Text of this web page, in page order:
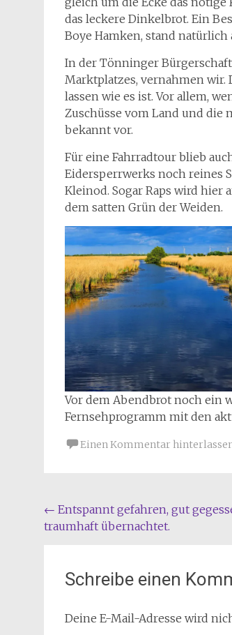
das leckere Dinkelbrot. Ein
Boye Hamken, stand natürlich
In der Tönninger
Marktplatzes, vernahmen wir.
lassen wie es ist. Vor allem,
Zuschüsse vom Land und die
bekannt vor.
Für eine Fahrradtour blieb
Eidersperrwerks noch reines
Kleinod. Sogar Raps wird
dem satten Grün der Weiden.
Vor dem Abendbrot noch ein
Fernsehprogramm mit den
Einen Kommentar
Beitragsnavigation
← Entspannt gefahren, gut
traumhaft übernachtet.
Schreibe einen
Deine E-Mail-Adresse wird